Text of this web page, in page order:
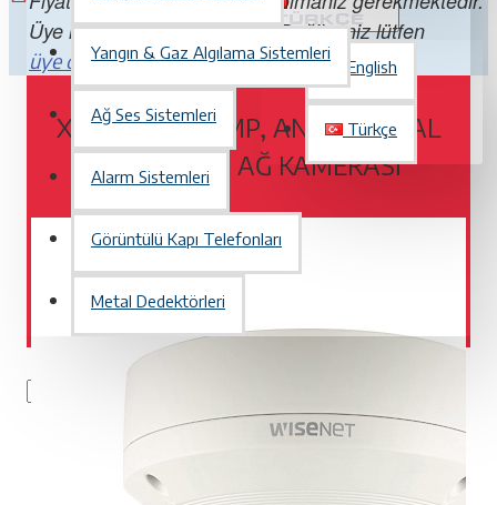
TÜRKÇE
English
Türkçe
Yangın & Gaz Algılama Sistemleri
Ağ Ses Sistemleri
Alarm Sistemleri
Görüntülü Kapı Telefonları
Metal Dedektörleri
Üye iseniz lütfengiriş yapın.Değilseniz lütfen
üye olun. Üye olmak ücretsizdir.
XNV-6080R, 2MP, ANTI VANDAL
KUBBE TIPI AĞ KAMERASI